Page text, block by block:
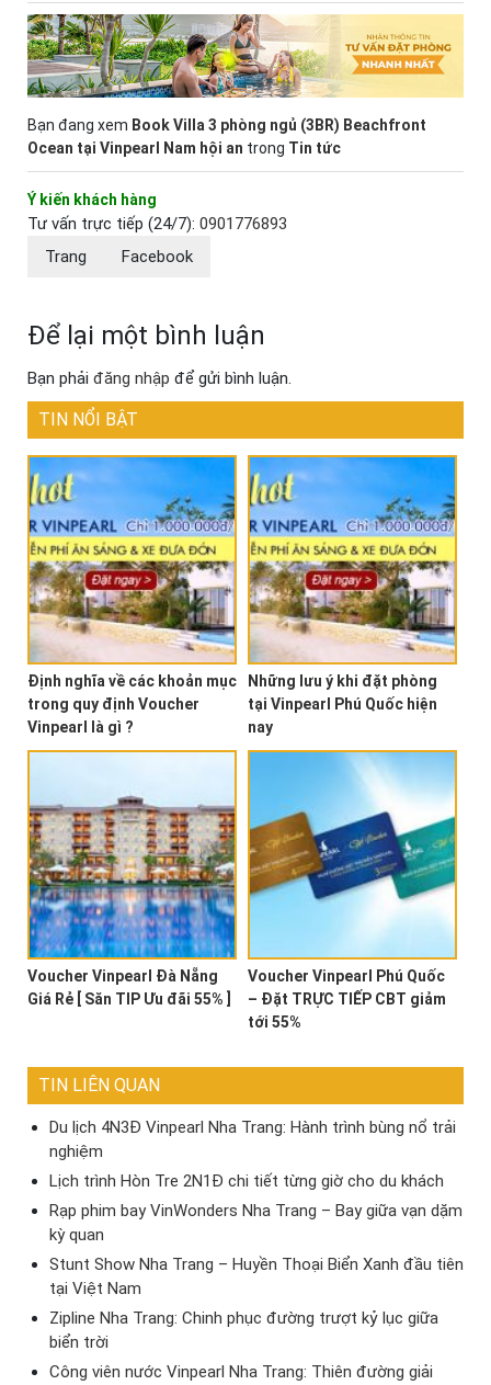
Bạn đang xem Book Villa 3 phòng ngủ (3BR) Beachfront
Ocean tại Vinpearl Nam hội an trong Tin tức
Ý kiến khách hàng
Tư vấn trực tiếp (24/7): 0901776893
Trang
Facebook
Để lại một bình luận
Bạn phải đăng nhập để gửi bình luận.
TIN NỔI BẬT
Định nghĩa về các khoản mục
trong quy định Voucher
Vinpearl là gì ?
Những lưu ý khi đặt phòng
tại Vinpearl Phú Quốc hiện
nay
Voucher Vinpearl Đà Nẵng
Giá Rẻ [ Săn TIP Ưu đãi 55% ]
Voucher Vinpearl Phú Quốc
– Đặt TRỰC TIẾP CBT giảm
tới 55%
TIN LIÊN QUAN
Du lịch 4N3Đ Vinpearl Nha Trang: Hành trình bùng nổ trải
nghiệm
Lịch trình Hòn Tre 2N1Đ chi tiết từng giờ cho du khách
Rạp phim bay VinWonders Nha Trang – Bay giữa vạn dặm
kỳ quan
Stunt Show Nha Trang – Huyền Thoại Biển Xanh đầu tiên
tại Việt Nam
Zipline Nha Trang: Chinh phục đường trượt kỷ lục giữa
biển trời
Công viên nước Vinpearl Nha Trang: Thiên đường giải